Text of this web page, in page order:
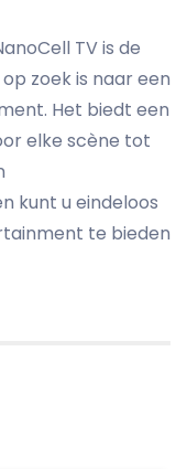
TV is de
zoek is naar een
Het biedt een
elke scène tot
kunt u eindeloos
te bieden